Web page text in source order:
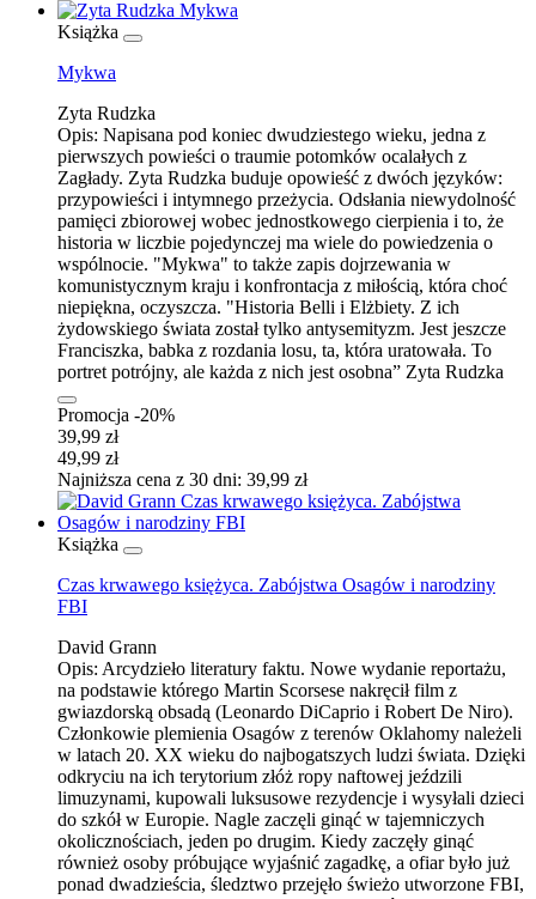
Książka
Mykwa
Zyta Rudzka
Opis: Napisana pod koniec dwudziestego wieku, jedna z
pierwszych powieści o traumie potomków ocalałych z
Zagłady. Zyta Rudzka buduje opowieść z dwóch języków:
przypowieści i intymnego przeżycia. Odsłania niewydolność
pamięci zbiorowej wobec jednostkowego cierpienia i to, że
historia w liczbie pojedynczej ma wiele do powiedzenia o
wspólnocie. "Mykwa" to także zapis dojrzewania w
komunistycznym kraju i konfrontacja z miłością, która choć
niepiękna, oczyszcza. "Historia Belli i Elżbiety. Z ich
żydowskiego świata został tylko antysemityzm. Jest jeszcze
Franciszka, babka z rozdania losu, ta, która uratowała. To
portret potrójny, ale każda z nich jest osobna” Zyta Rudzka
Promocja -20%
39,99 zł
49,99 zł
Najniższa cena z 30 dni: 39,99 zł
Książka
Czas krwawego księżyca. Zabójstwa Osagów i narodziny
FBI
David Grann
Opis: Arcydzieło literatury faktu. Nowe wydanie reportażu,
na podstawie którego Martin Scorsese nakręcił film z
gwiazdorską obsadą (Leonardo DiCaprio i Robert De Niro).
Członkowie plemienia Osagów z terenów Oklahomy należeli
w latach 20. XX wieku do najbogatszych ludzi świata. Dzięki
odkryciu na ich terytorium złóż ropy naftowej jeździli
limuzynami, kupowali luksusowe rezydencje i wysyłali dzieci
do szkół w Europie. Nagle zaczęli ginąć w tajemniczych
okolicznościach, jeden po drugim. Kiedy zaczęły ginąć
również osoby próbujące wyjaśnić zagadkę, a ofiar było już
ponad dwadzieścia, śledztwo przejęło świeżo utworzone FBI,